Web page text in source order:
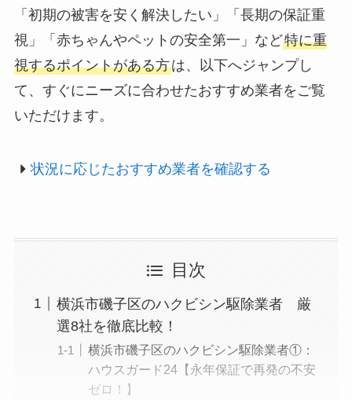
「初期の被害を安く解決したい」「長期の保証重
視」「赤ちゃんやペットの安全第一」など特に重
視するポイントがある方は、以下へジャンプし
て、すぐにニーズに合わせたおすすめ業者をご覧
いただけます。
状況に応じたおすすめ業者を確認する
目次
横浜市磯子区のハクビシン駆除業者 厳
選8社を徹底比較！
横浜市磯子区のハクビシン駆除業者①：
ハウスガード24【永年保証で再発の不安
ゼロ！】